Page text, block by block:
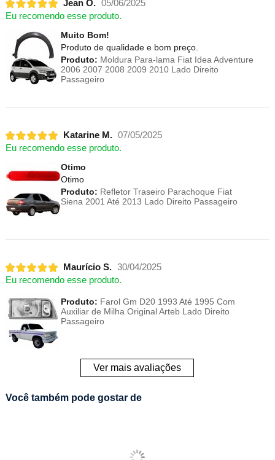
Jean O. 05/06/2025
Eu recomendo esse produto.
Muito Bom!
Produto de qualidade e bom preço.
Produto: Moldura Para-lama Fiat Idea Adventure
2006 2007 2008 2009 2010 Lado Direito
Passageiro
Katarine M. 07/05/2025
Eu recomendo esse produto.
Otimo
Otimo
Produto: Refletor Traseiro Parachoque Fiat
Siena 2001 Até 2013 Lado Direito Passageiro
Maurício S. 30/04/2025
Eu recomendo esse produto.
Produto: Farol Gm D20 1993 Até 1995 Com
Auxiliar de Milha Original Arteb Lado Direito
Passageiro
Ver mais avaliações
Você também pode gostar de